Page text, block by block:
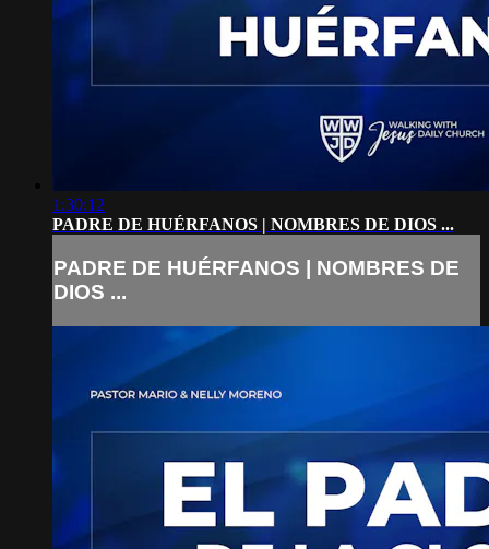
1:30:12
PADRE DE HUÉRFANOS | NOMBRES DE DIOS ...
PADRE DE HUÉRFANOS | NOMBRES DE
DIOS ...